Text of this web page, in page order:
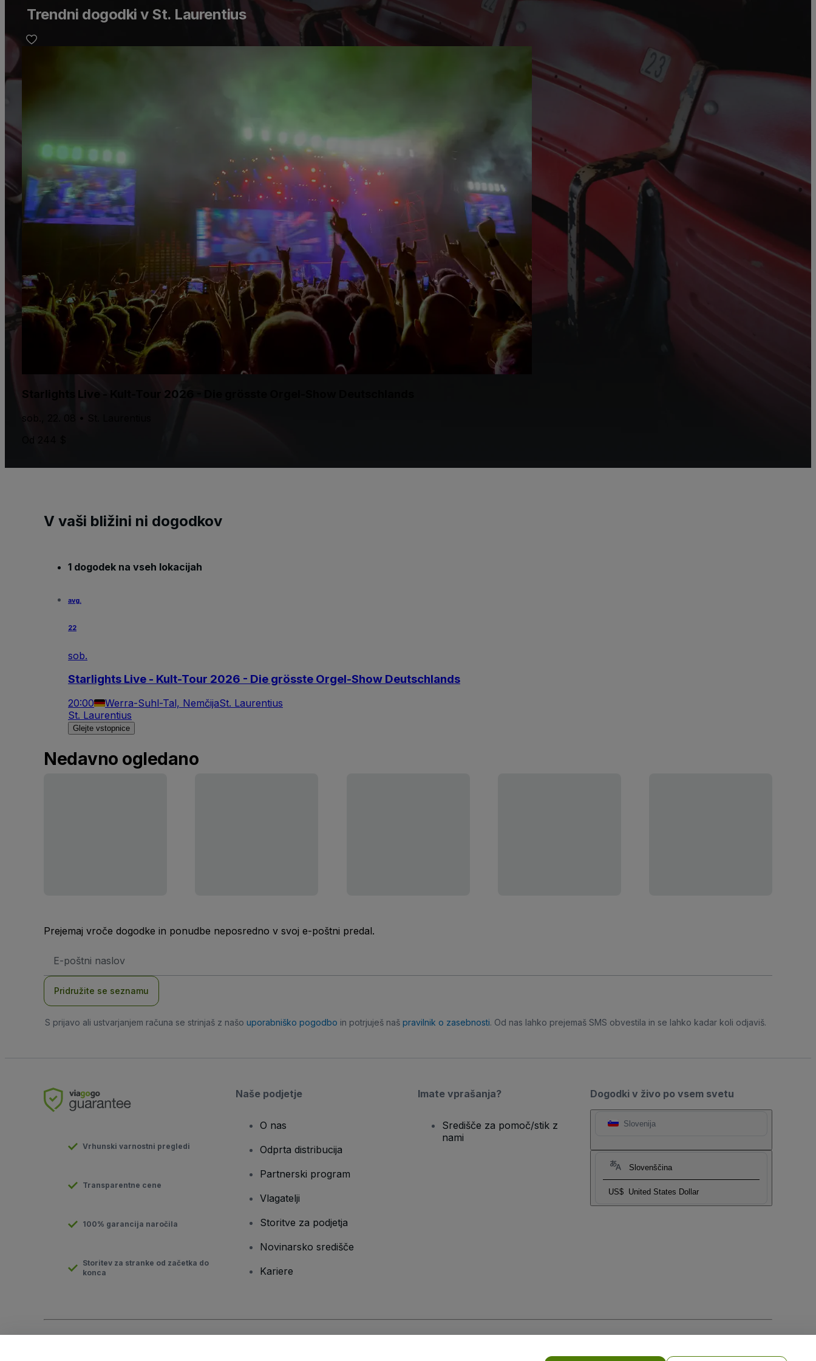
Trendni dogodki v St. Laurentius
Starlights Live - Kult-Tour 2026 - Die grösste Orgel-Show Deutschlands
sob., 22. 08 • St. Laurentius
V vaši bližini ni dogodkov
1 dogodek na vseh lokacijah
avg.
22
sob.
Starlights Live - Kult-Tour 2026 - Die grösste Orgel-Show Deutschlands
20:00 Werra-Suhl-Tal, NemčijaSt. Laurentius
St. Laurentius
Glejte vstopnice
Nedavno ogledano
Prejemaj vroče dogodke in ponudbe neposredno v svoj e-poštni predal.
naslov
Pridružite se seznamu
S prijavo ali ustvarjanjem računa se strinjaš z našo uporabniško pogodbo in potrjuješ naš pravilnik o zasebnosti. Od nas lahko prejemaš SMS obvestila in se lahko kadar koli odjaviš.
Dogodki v živo po vsem svetu
Slovenija
Slovenščina
US$ United States Dollar
Vrhunski varnostni pregledi
Transparentne cene
100% garancija naročila
Storitev za stranke od začetka do
konca
Naše podjetje
O nas
Odprta distribucija
Partnerski program
Vlagatelji
Storitve za podjetja
Novinarsko središče
Kariere
Imate vprašanja?
Središče za pomoč/stik z
nami
Pravilnik o zasebnosti za mobilne naprave